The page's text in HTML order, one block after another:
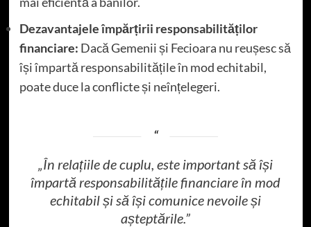
Dezavantajele împărțirii responsabilităților
financiare: Dacă Gemenii și Fecioara nu reușesc să
își împartă responsabilitățile în mod echitabil,
poate duce la conflicte și neînțelegeri.
„În relațiile de cuplu, este important să își
împartă responsabilitățile financiare în mod
echitabil și să își comunice nevoile și
așteptările.”